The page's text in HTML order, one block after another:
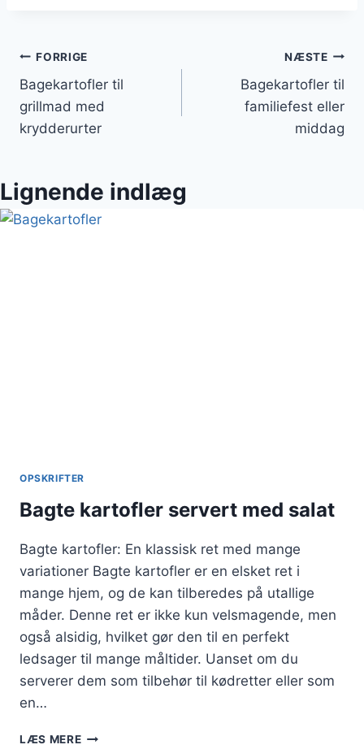
Indlægsnavigation
FORRIGE
Bagekartofler til
grillmad med
krydderurter
NÆSTE
Bagekartofler til
familiefest eller
middag
Lignende indlæg
OPSKRIFTER
Bagte kartofler servert med salat
Bagte kartofler: En klassisk ret med mange
variationer Bagte kartofler er en elsket ret i
mange hjem, og de kan tilberedes på utallige
måder. Denne ret er ikke kun velsmagende, men
også alsidig, hvilket gør den til en perfekt
ledsager til mange måltider. Uanset om du
serverer dem som tilbehør til kødretter eller som
en…
LÆS MEREBAGTE